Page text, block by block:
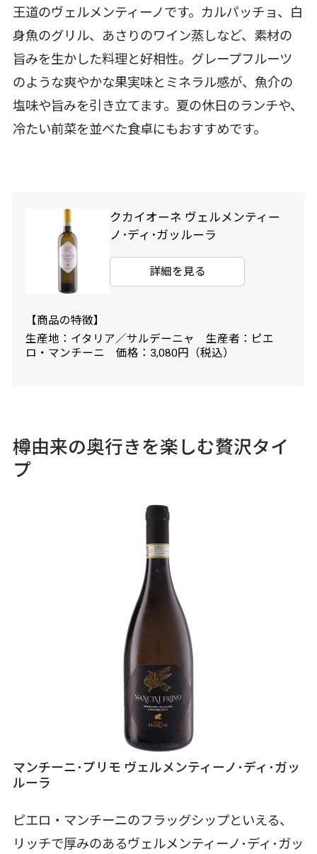
王道のヴェルメンティーノです。カルパッチョ、白
身魚のグリル、あさりのワイン蒸しなど、素材の
旨みを生かした料理と好相性。グレープフルーツ
のような爽やかな果実味とミネラル感が、魚介の
塩味や旨みを引き立てます。夏の休日のランチや、
冷たい前菜を並べた食卓にもおすすめです。
クカイオーネ ヴェルメンティー
ノ･ディ･ガッルーラ
詳細を見る
【商品の特徴】
生産地：イタリア／サルデーニャ 生産者：ピエ
ロ・マンチーニ 価格：3,080円（税込）
樽由来の奥行きを楽しむ贅沢タイ
プ
マンチーニ･プリモ ヴェルメンティーノ･ディ･ガッ
ルーラ
ピエロ・マンチーニのフラッグシップといえる、
リッチで厚みのあるヴェルメンティーノ･ディ･ガッ